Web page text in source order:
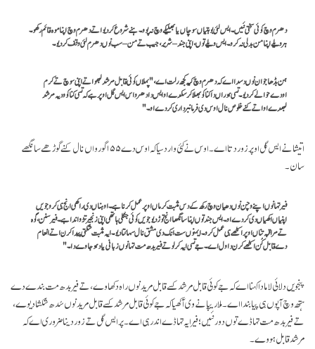
دھرم وچ کوئی سختی نئیں۔ ایس لئی بوہتیاں سوچاں یا بھلیکے وچ نہ پوو۔ ہنے شروع کر دیو اتے دھرم وچ اپنا موہ قائم رکھو۔
ہر ویلے اپنا من بدلی نہ کرو۔ ایس ویلے توں، اپنی جند – شریر، جیب تے من – سب نوں دھرم لئی وقف کر دیو۔
ہن بڈھا جوان نوں دسدا اے کہ دھرم وچ کیہ کجھ رلت اے،"پہلاں کوئی قابل مرشد لبھو اتے اپنی سوچ تے کرم
اودے حوالے کر دیو۔ تسی ہوراں دا کنا کو بھلا کر سکدے او ایس دا دھرواس ایس گل اوپر ہے کہ تسی کنا کو ودیہ مرشد
لبھدے او اتے کنے خلوص نال اوس دی فرمانبرداری کردے او۔"
اتیشا نے ایس گل اوپر زور دتا اے۔ اوس نے کئی وار دسیا کہ اوس دے ۱۵۵ گورواں نال کنے گوڑھے سانگھے
سان۔
فیر تہانوں اپنے وچن نوں دھیان وچ رکھ کے دس مثبت کرماں اوپر عمل کرنا ہے۔ اوہناں دی راکھی انج ہی کرو جویں
اپنیاں اکھیاں دی کردے او۔ ایس جند توں اپنا سانگھا انج توڑ دیو جویں کوئی جنگلی ہاتھی اپنی زنجیر تڑواندا ہے۔ فیر سنن، گوہ
تے مراقبہ تناں اوپر اکٹھے ہی عمل کرو۔ ایہنوں ست انگ دی مشق نال سہائتا دیو۔ ایہ مثبت شکتی پیدا کرن اتے انعام
دے قابل گُن اکٹھے کرن دا ول اے۔ جے تسی ایہ کر لو تے فیر بدھ مت تہانوں زبانی یاد ہو جاوے دا۔"
پنجویں دلائی لاما دا کہنا اے کہ جے کوئی قابل مرشد کسے قابل مرید نوں راہ دکھاوے، تے فیر بدھ مت بندے دے
ہتھ وچ آپوں ہی پیا بندا اے۔ ملاریپا نے وی آکھیا کہ جے کوئی قابل مرشد کسے قابل مرید نوں سُدھ شکشا دیوے،
تے فیر بدھ مت تہاڈے توں دور نئیں؛ فیر ایہ تہاڈے اندر ہی اے۔ پر ایس گل تے زور دینا ضروری اے کہ
مرشد قابل ہووے۔